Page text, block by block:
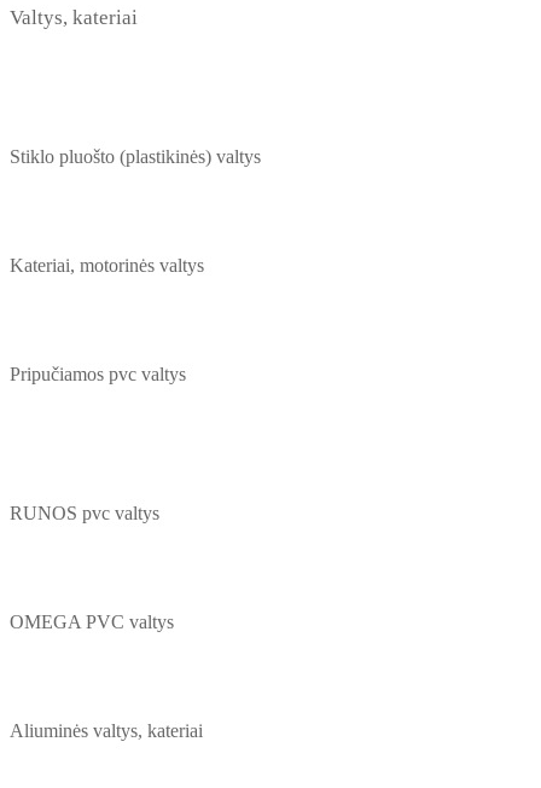
Valtys, kateriai
Stiklo pluošto (plastikinės) valtys
Kateriai, motorinės valtys
Pripučiamos pvc valtys
RUNOS pvc valtys
OMEGA PVC valtys
Aliuminės valtys, kateriai